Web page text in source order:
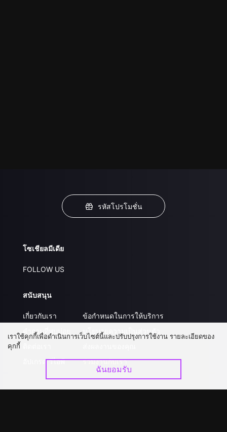
รหัสโปรโมชั่น
โซเชียลมีเดีย
FOLLOW US
สนับสนุน
เกี่ยวกับเรา
คำถามที่พบบ่อย
อัปเกรด วีไอพี
ข้อกำหนดในการให้บริการ
นโยบายความเป็นส่วนตัว
ร่วมงานกับเรา
เราใช้คุกกี้เพื่อดำเนินการเว็บไซต์นี้และปรับปรุงการใช้งาน รายละเอียดของ
คุกกี้
ฉันยอมรับ